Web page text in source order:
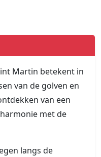
Martin betekent in
van de golven en
van een
met de
langs de